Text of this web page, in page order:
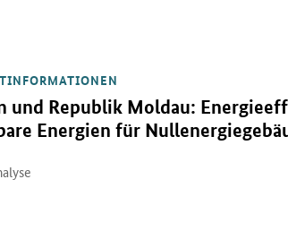
und Republik Moldau:
Energien für
und erneuerbare Energien für